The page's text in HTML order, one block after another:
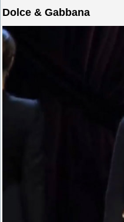
Dolce & Gabbana